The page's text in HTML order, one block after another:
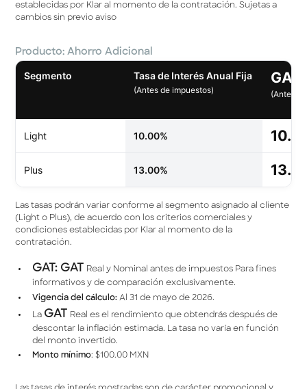
establecidas por Klar al momento de la contratación. Sujetas a
cambios sin previo aviso
Producto: Ahorro Adicional
Segmento Tasa de Interés Anual Fija
(Antes de impuestos)
GAT
(Antes
Light 10.00%
Plus 13.00%
Las tasas podrán variar conforme al segmento asignado al cliente
(Light o Plus), de acuerdo con los criterios comerciales y
condiciones establecidas por Klar al momento de la
contratación.
GAT: GAT
Real y Nominal antes de impuestos Para fines
informativos y de comparación exclusivamente.
Vigencia del cálculo:Al 31 de mayo de 2026.
La GAT
Real es el rendimiento que obtendrás después de
descontar la inﬂación estimada. La tasa no varía en función
del monto invertido.
Monto mínimo: $100.00 MXN